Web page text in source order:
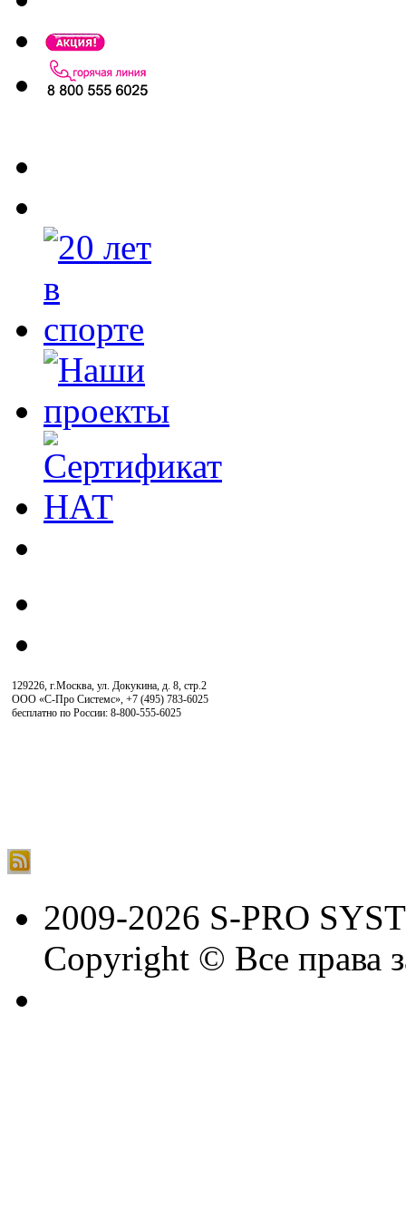
129226, г.Москва, ул. Докукина, д. 8, стр.2
ООО «С-Про Системс», +7 (495) 783-6025
бесплатно по России: 8-800-555-6025
2009-2026 S-PRO
Copyright © Все права